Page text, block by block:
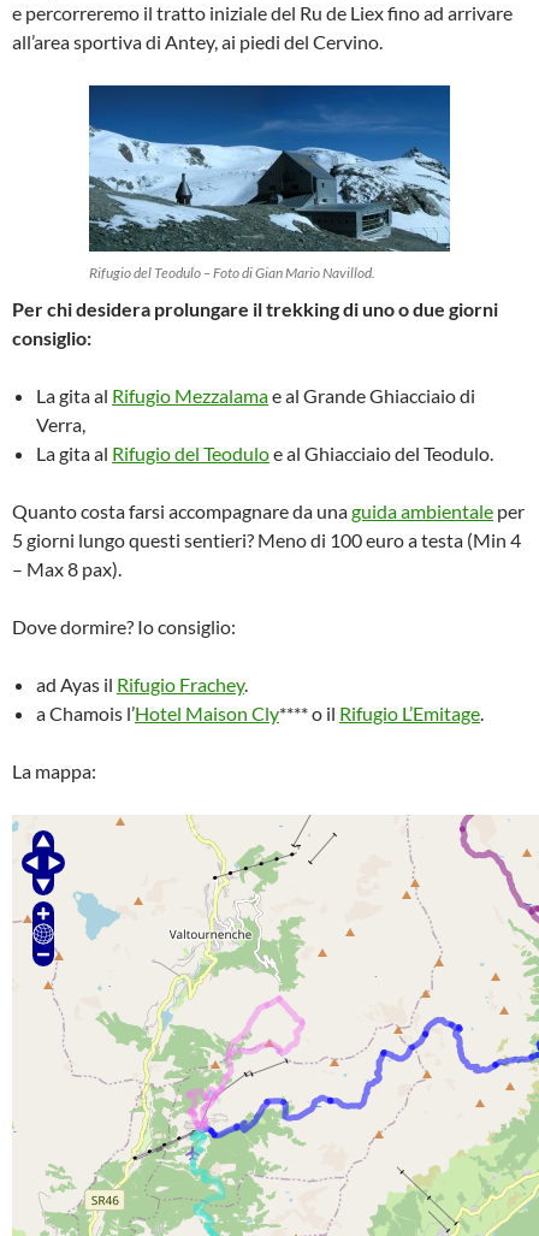
e percorreremo il tratto iniziale del Ru de Liex fino ad arrivare
all’area sportiva di Antey, ai piedi del Cervino.
Rifugio del Teodulo – Foto di Gian Mario Navillod.
Per chi desidera prolungare il trekking di uno o due giorni
consiglio:
La gita al Rifugio Mezzalamae al Grande Ghiacciaio di
Verra,
La gita al Rifugio del Teoduloe al Ghiacciaio del Teodulo.
Quanto costa farsi accompagnare da unaguida ambientale per
5 giorni lungo questi sentieri? Meno di 100 euro a testa (Min 4
– Max 8 pax).
Dove dormire? Io consiglio:
ad Ayas il Rifugio Frachey.
a Chamois l’Hotel Maison Cly**** o il Rifugio L’Emitage.
La mappa: